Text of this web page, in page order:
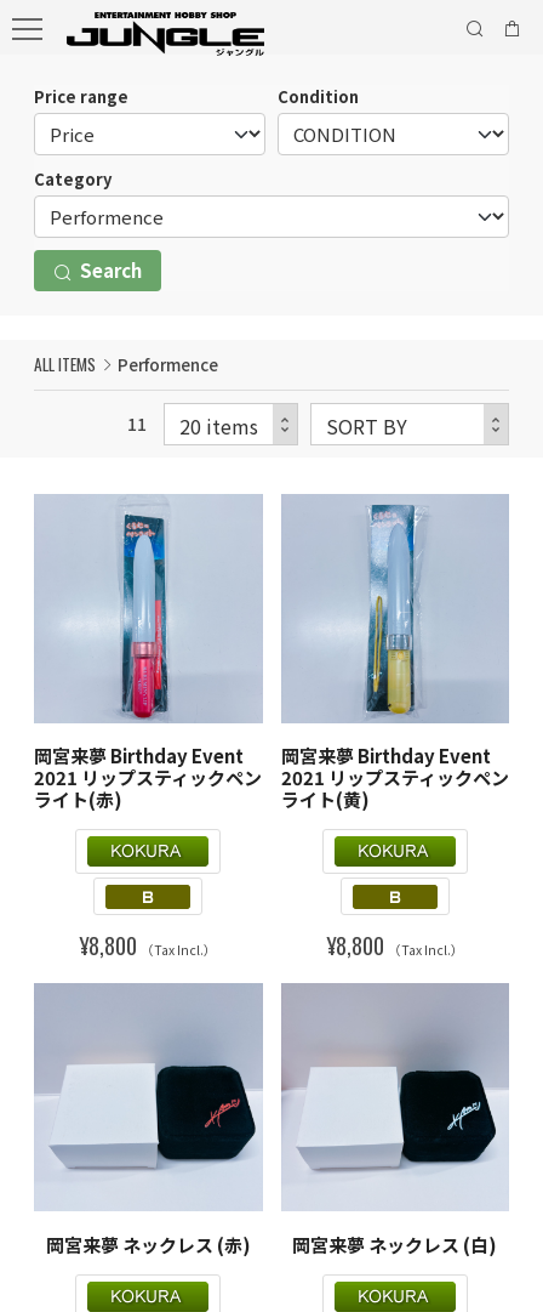
Price range Condition
Category
Search
ALL ITEMS Performence
11
岡宮来夢 Birthday Event
2021 リップスティックペン
ライト(赤)
¥8,800 （Tax Incl.）
岡宮来夢 Birthday Event
2021 リップスティックペン
ライト(黄)
¥8,800 （Tax Incl.）
岡宮来夢 ネックレス (赤) 岡宮来夢 ネックレス (白)